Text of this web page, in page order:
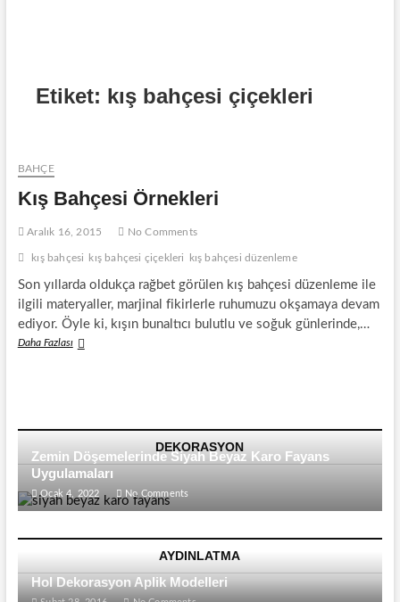
Etiket: kış bahçesi çiçekleri
BAHÇE
Kış Bahçesi Örnekleri
Aralık 16, 2015 No Comments
kış bahçesi kış bahçesi çiçekleri kış bahçesi düzenleme
Son yıllarda oldukça rağbet görülen kış bahçesi düzenleme ile
ilgili materyaller, marjinal fikirlerle ruhumuzu okşamaya devam
ediyor. Öyle ki, kışın bunaltıcı bulutlu ve soğuk günlerinde,…
Daha FazlasıKış
DEKORASYON
Zemin Döşemelerinde Siyah Beyaz Karo Fayans
Uygulamaları
Ocak 4, 2022 No Comments
AYDINLATMA
Hol Dekorasyon Aplik Modelleri